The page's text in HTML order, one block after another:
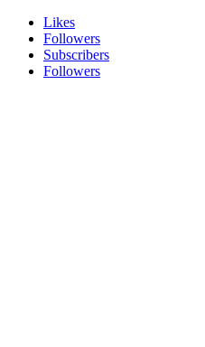
Likes
Followers
Subscribers
Followers